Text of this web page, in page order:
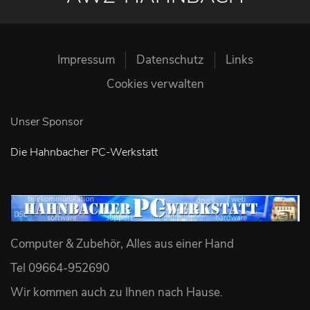
Impressum Datenschutz
Links
Cookies verwalten
Unser Sponsor
Die Hahnbacher PC-Werkstatt
Computer & Zubehör, Alles aus einer Hand
Tel 09664-952690
Wir kommen auch zu Ihnen nach Hause.